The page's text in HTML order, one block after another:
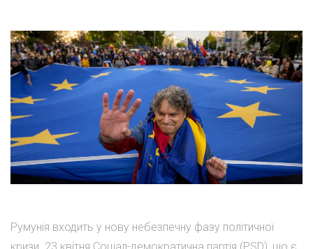
Румунія входить у нову небезпечну фазу політичної